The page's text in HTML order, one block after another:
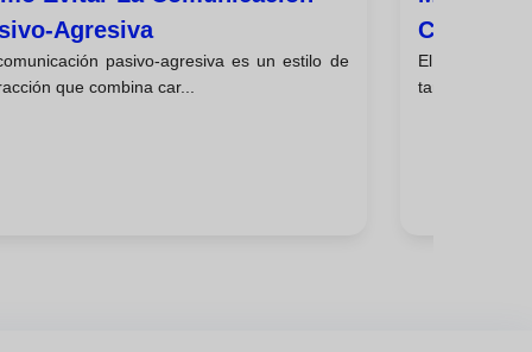
Agresiva
pasivo-agresiva es un estilo de
que combina car...
El manejo de
tanto en el